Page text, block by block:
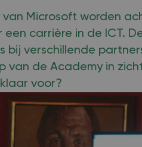
van Microsoft worden
carrière in de ICT.
bij verschillende
de Academy in
voor?